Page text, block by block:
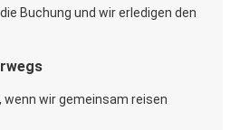
Buchung und wir erledigen den
wenn wir gemeinsam reisen